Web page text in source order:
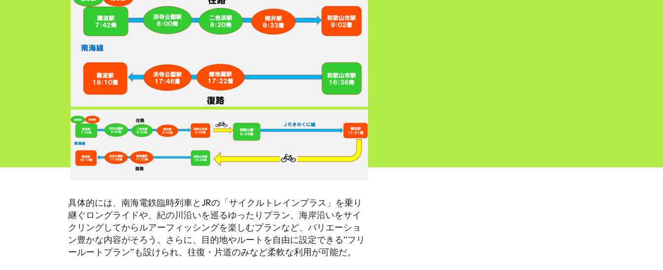
具体的には、南海電鉄臨時列車とJRの「サイクルトレインプラス」を乗り
継ぐロングライドや、紀の川沿いを巡るゆったりプラン、海岸沿いをサイ
クリングしてからルアーフィッシングを楽しむプランなど、バリエーショ
ン豊かな内容がそろう。さらに、目的地やルートを自由に設定できる“フリ
ールートプラン”も設けられ、往復・片道のみなど柔軟な利用が可能だ。